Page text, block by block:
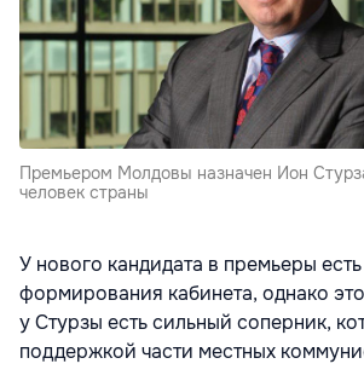
Премьером Молдовы назначен Ион
человек страны
У нового кандидата в премьеры
формирования кабинета, однако
у Стурзы есть сильный соперник,
поддержкой части местных